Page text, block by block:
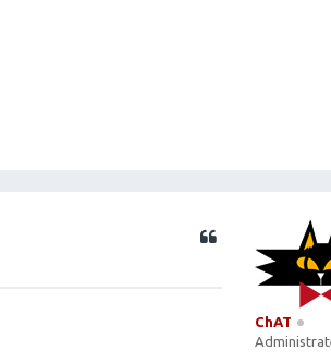
ChAT
Citation